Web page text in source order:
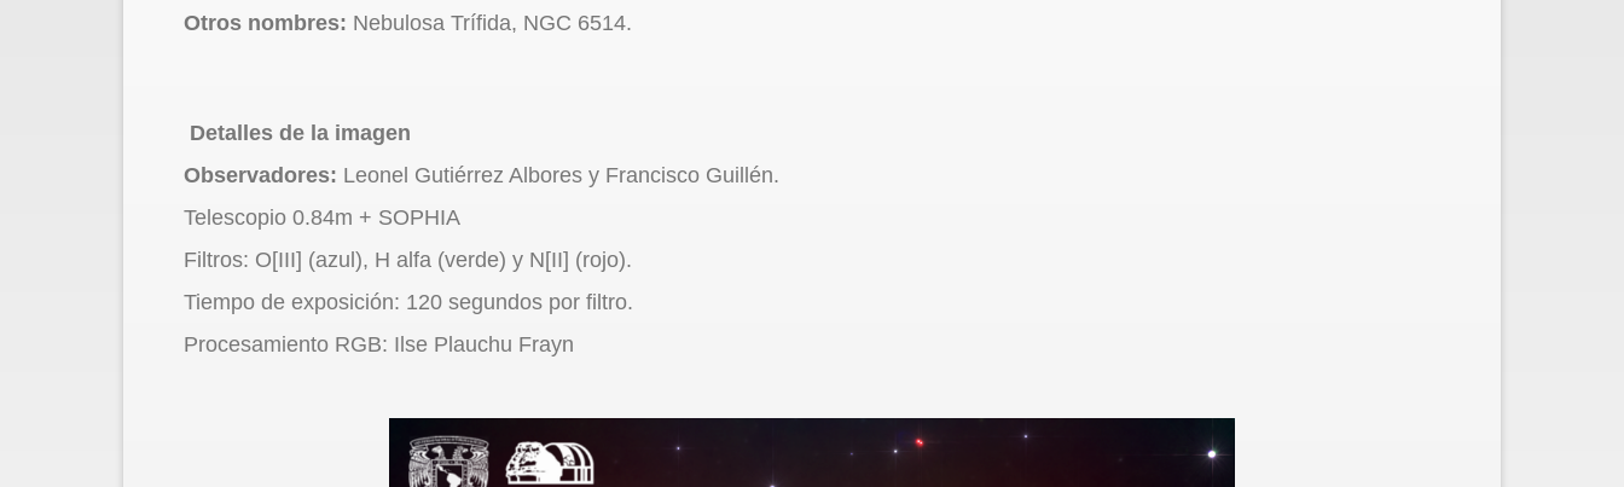
Otros nombres: Nebulosa Trífida, NGC 6514.
Detalles de la imagen
Observadores: Leonel Gutiérrez Albores y Francisco Guillén.
Telescopio 0.84m + SOPHIA
Filtros: O[III] (azul), H alfa (verde) y N[II] (rojo).
Tiempo de exposición: 120 segundos por filtro.
Procesamiento RGB: Ilse Plauchu Frayn